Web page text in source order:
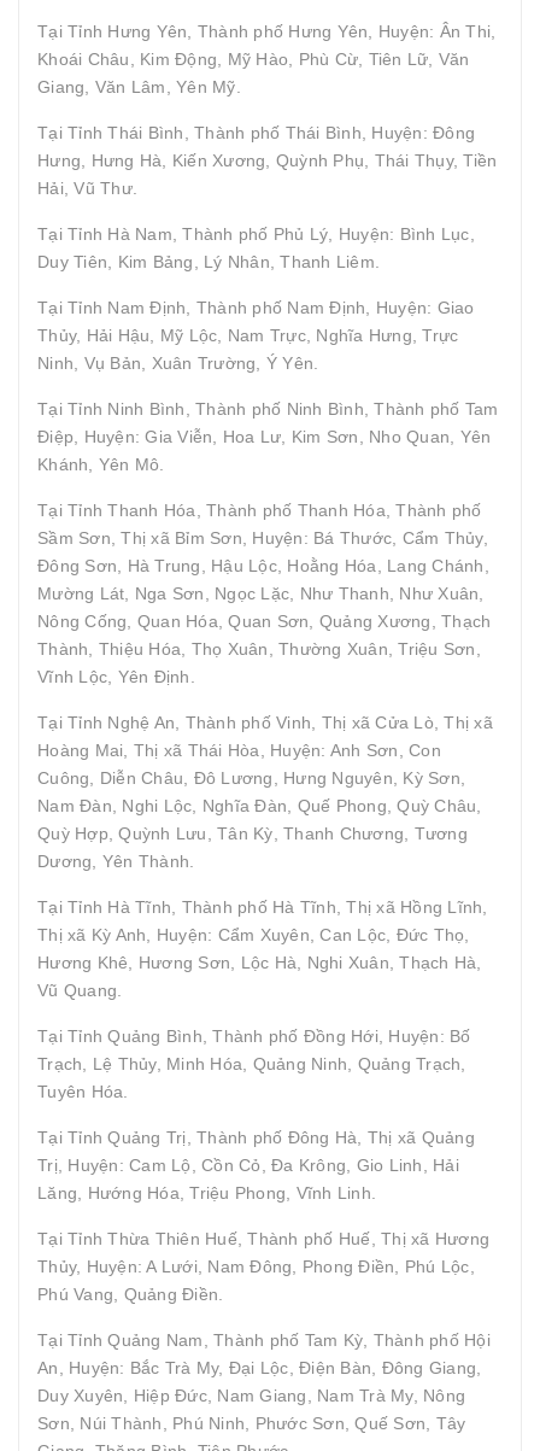
Tại Tỉnh Hưng Yên, Thành phố Hưng Yên, Huyện: Ân Thi,
Khoái Châu, Kim Động, Mỹ Hào, Phù Cừ, Tiên Lữ, Văn
Giang, Văn Lâm, Yên Mỹ.
Tại Tỉnh Thái Bình, Thành phố Thái Bình, Huyện: Đông
Hưng, Hưng Hà, Kiến Xương, Quỳnh Phụ, Thái Thụy, Tiền
Hải, Vũ Thư.
Tại Tỉnh Hà Nam, Thành phố Phủ Lý, Huyện: Bình Lục,
Duy Tiên, Kim Bảng, Lý Nhân, Thanh Liêm.
Tại Tỉnh Nam Định, Thành phố Nam Định, Huyện: Giao
Thủy, Hải Hậu, Mỹ Lộc, Nam Trực, Nghĩa Hưng, Trực
Ninh, Vụ Bản, Xuân Trường, Ý Yên.
Tại Tỉnh Ninh Bình, Thành phố Ninh Bình, Thành phố Tam
Điệp, Huyện: Gia Viễn, Hoa Lư, Kim Sơn, Nho Quan, Yên
Khánh, Yên Mô.
Tại Tỉnh Thanh Hóa, Thành phố Thanh Hóa, Thành phố
Sầm Sơn, Thị xã Bỉm Sơn, Huyện: Bá Thước, Cẩm Thủy,
Đông Sơn, Hà Trung, Hậu Lộc, Hoằng Hóa, Lang Chánh,
Mường Lát, Nga Sơn, Ngọc Lặc, Như Thanh, Như Xuân,
Nông Cống, Quan Hóa, Quan Sơn, Quảng Xương, Thạch
Thành, Thiệu Hóa, Thọ Xuân, Thường Xuân, Triệu Sơn,
Vĩnh Lộc, Yên Định.
Tại Tỉnh Nghệ An, Thành phố Vinh, Thị xã Cửa Lò, Thị xã
Hoàng Mai, Thị xã Thái Hòa, Huyện: Anh Sơn, Con
Cuông, Diễn Châu, Đô Lương, Hưng Nguyên, Kỳ Sơn,
Nam Đàn, Nghi Lộc, Nghĩa Đàn, Quế Phong, Quỳ Châu,
Quỳ Hợp, Quỳnh Lưu, Tân Kỳ, Thanh Chương, Tương
Dương, Yên Thành.
Tại Tỉnh Hà Tĩnh, Thành phố Hà Tĩnh, Thị xã Hồng Lĩnh,
Thị xã Kỳ Anh, Huyện: Cẩm Xuyên, Can Lộc, Đức Thọ,
Hương Khê, Hương Sơn, Lộc Hà, Nghi Xuân, Thạch Hà,
Vũ Quang.
Tại Tỉnh Quảng Bình, Thành phố Đồng Hới, Huyện: Bố
Trạch, Lệ Thủy, Minh Hóa, Quảng Ninh, Quảng Trạch,
Tuyên Hóa.
Tại Tỉnh Quảng Trị, Thành phố Đông Hà, Thị xã Quảng
Trị, Huyện: Cam Lộ, Cồn Cỏ, Đa Krông, Gio Linh, Hải
Lăng, Hướng Hóa, Triệu Phong, Vĩnh Linh.
Tại Tỉnh Thừa Thiên Huế, Thành phố Huế, Thị xã Hương
Thủy, Huyện: A Lưới, Nam Đông, Phong Điền, Phú Lộc,
Phú Vang, Quảng Điền.
Tại Tỉnh Quảng Nam, Thành phố Tam Kỳ, Thành phố Hội
An, Huyện: Bắc Trà My, Đại Lộc, Điện Bàn, Đông Giang,
Duy Xuyên, Hiệp Đức, Nam Giang, Nam Trà My, Nông
Sơn, Núi Thành, Phú Ninh, Phước Sơn, Quế Sơn, Tây